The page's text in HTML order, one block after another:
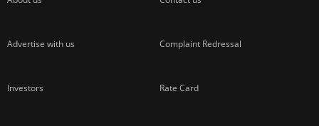
Advertise with us Complaint Redressal
Investors Rate Card